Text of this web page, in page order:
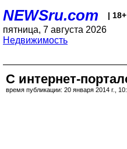
NEWSru.com | 18+
пятница, 7 августа 2026
Недвижимость
С интернет-
время публикации: 20 января 2014 г.,